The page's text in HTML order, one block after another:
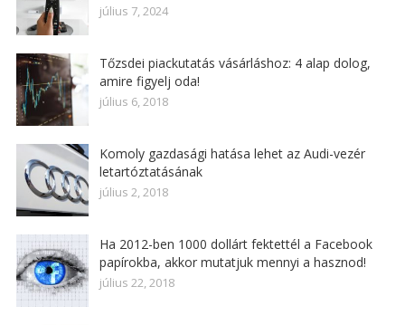
július 7, 2024
Tőzsdei piackutatás vásárláshoz: 4 alap dolog,
amire figyelj oda!
július 6, 2018
Komoly gazdasági hatása lehet az Audi-vezér
letartóztatásának
július 2, 2018
Ha 2012-ben 1000 dollárt fektettél a Facebook
papírokba, akkor mutatjuk mennyi a hasznod!
július 22, 2018